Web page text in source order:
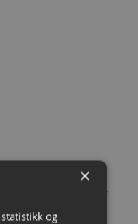
hverandre og
×
og